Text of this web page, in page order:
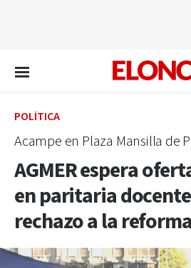
POLÍTICA
Acampe en Plaza Mansilla de
AGMER espera
en paritaria
rechazo a la